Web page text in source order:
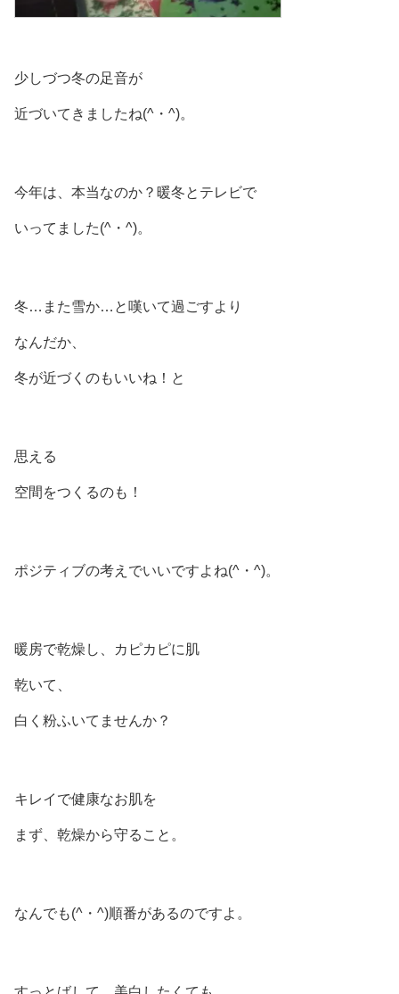
少しづつ冬の足音が
近づいてきましたね(^・^)。
今年は、本当なのか？暖冬とテレビで
いってました(^・^)。
冬…また雪か…と嘆いて過ごすより
なんだか、
冬が近づくのもいいね！と
思える
空間をつくるのも！
ポジティブの考えでいいですよね(^・^)。
暖房で乾燥し、カピカピに肌
乾いて、
白く粉ふいてませんか？
キレイで健康なお肌を
まず、乾燥から守ること。
なんでも(^・^)順番があるのですよ。